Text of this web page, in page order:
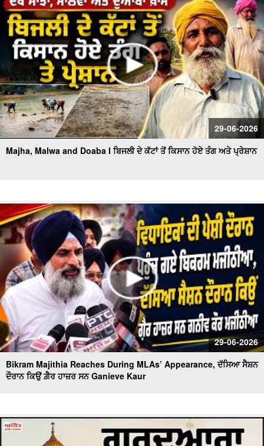
29-06-2026
Majha, Malwa and Doaba I ਬਿਜਲੀ ਦੇ ਕੱਟਾਂ ਤੋਂ ਕਿਸਾਨ ਹੋਏ ਤੰਗ ਅਤੇ ਪ੍ਰੇਸ਼ਾਨ
29-06-2026
Bikram Majithia Reaches During MLAs’ Appearance, ਦੱਸਿਆ ਸੈਸ਼ਨ
ਦੌਰਾਨ ਕਿਉਂ ਗ਼ੈਰ ਹਾਜ਼ਰ ਸਨ Ganieve Kaur